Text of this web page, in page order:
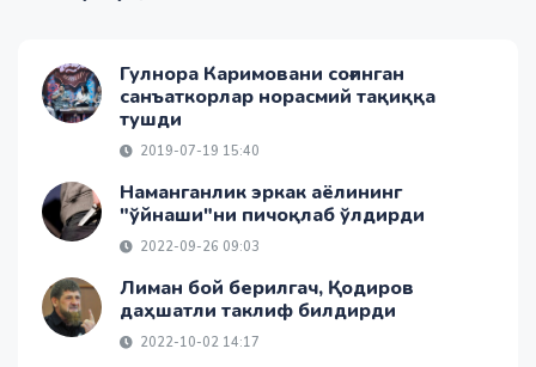
Гулнора Каримовани соғинган
санъаткорлар норасмий тақиққа
тушди
2019-07-19 15:40
Наманганлик эркак аёлининг
"ўйнаши"ни пичоқлаб ўлдирди
2022-09-26 09:03
Лиман бой берилгач, Қодиров
даҳшатли таклиф билдирди
2022-10-02 14:17